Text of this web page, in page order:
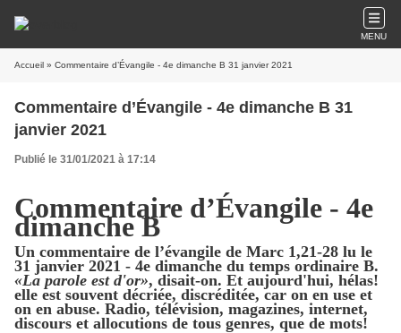
MENU
Accueil » Commentaire d’Évangile - 4e dimanche B 31 janvier 2021
Commentaire d’Évangile - 4e dimanche B 31
janvier 2021
Publié le 31/01/2021 à 17:14
Commentaire d’Évangile - 4e
dimanche B
Un commentaire de l’évangile de Marc 1,21-28 lu le
31 janvier 2021 - 4e dimanche du temps ordinaire B.
«La parole est d'or», disait-on. Et aujourd'hui, hélas!
elle est souvent décriée, discréditée, car on en use et
on en abuse. Radio, télévision, magazines, internet,
discours et allocutions de tous genres, que de mots!